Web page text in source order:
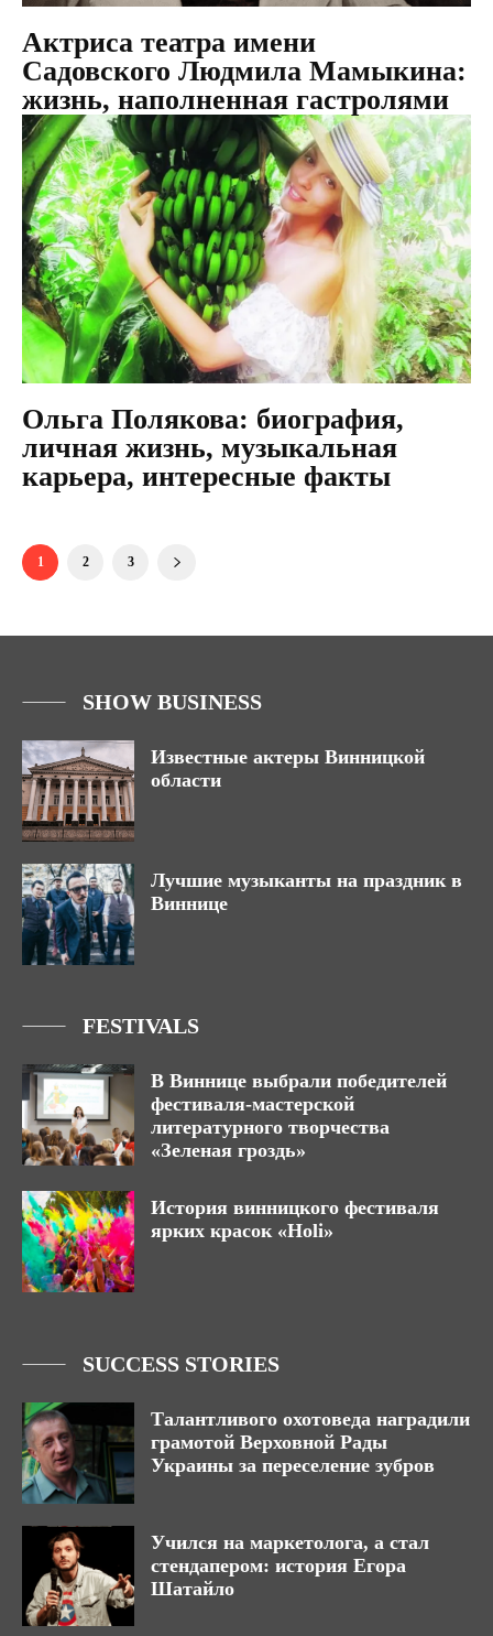
Актриса театра имени
Садовского Людмила Мамыкина:
жизнь, наполненная гастролями
Ольга Полякова: биография,
личная жизнь, музыкальная
карьера, интересные факты
1 2 3
SHOW BUSINESS
Известные актеры Винницкой
области
Лучшие музыканты на праздник в
Виннице
FESTIVALS
В Виннице выбрали победителей
фестиваля-мастерской
литературного творчества
«Зеленая гроздь»
История винницкого фестиваля
ярких красок «Holi»
SUCCESS STORIES
Талантливого охотоведа наградили
грамотой Верховной Рады
Украины за переселение зубров
Учился на маркетолога, а стал
стендапером: история Егора
Шатайло